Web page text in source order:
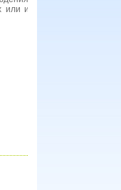
иных участков, а также